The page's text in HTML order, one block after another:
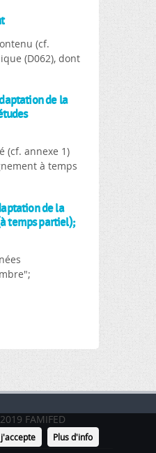
(cf.
(D062), dont
de la
(cf. annexe 1)
à temps
de la
temps partiel);
FAMIFED
j'accepte Plus d'info